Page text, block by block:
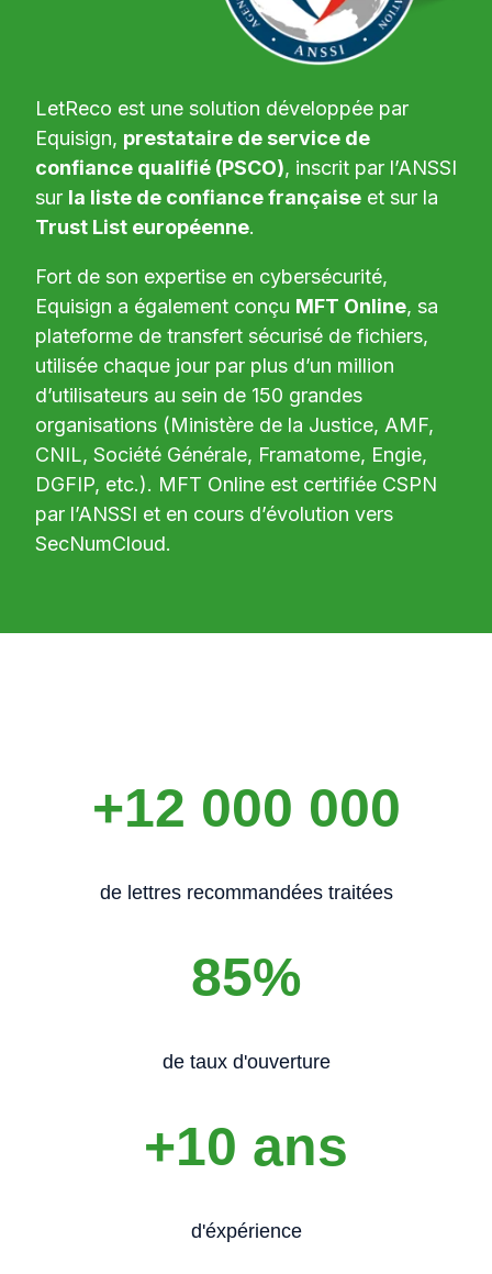
LetReco est une solution développée par
Equisign, prestataire de service de
confiance qualifié (PSCO), inscrit par l’ANSSI
sur la liste de confiance française et sur la
Trust List européenne.
Fort de son expertise en cybersécurité,
Equisign a également conçu MFT Online, sa
plateforme de transfert sécurisé de fichiers,
utilisée chaque jour par plus d’un million
d’utilisateurs au sein de 150 grandes
organisations (Ministère de la Justice, AMF,
CNIL, Société Générale, Framatome, Engie,
DGFIP, etc.). MFT Online est certifiée CSPN
par l’ANSSI et en cours d’évolution vers
SecNumCloud.
+12 000 000
de lettres recommandées traitées
85%
de taux d'ouverture
+10 ans
d'éxpérience